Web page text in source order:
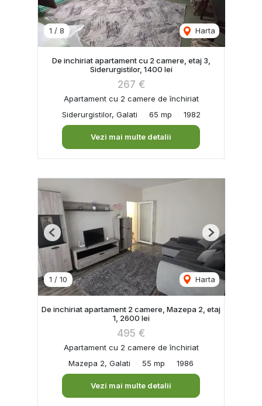
1 / 8 Harta
De inchiriat apartament cu 2 camere, etaj 3,
Siderurgistilor, 1400 lei
267 €
Apartament cu 2 camere de închiriat
Siderurgistilor, Galati
65 mp 1982
Vezi mai multe detalii
1 / 10 Harta
Previous Next
De inchiriat apartament 2 camere, Mazepa 2, etaj
1, 2600 lei
495 €
Apartament cu 2 camere de închiriat
Mazepa 2, Galati
55 mp 1986
Vezi mai multe detalii